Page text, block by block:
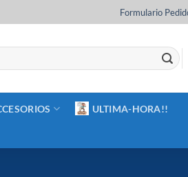
Formulario
ULTIMA-HORA!!